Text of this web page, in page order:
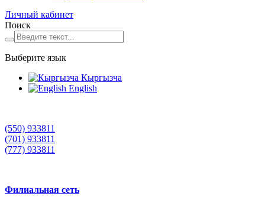
Личный кабинет
Поиск
Выберите язык
Кыргызча
English
(550) 933811
(701) 933811
(777) 933811
Филиальная сеть